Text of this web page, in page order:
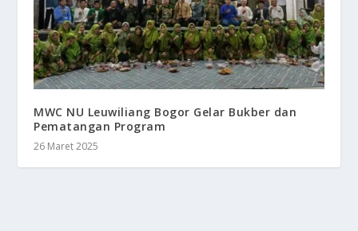
MWC NU Leuwiliang Bogor Gelar Bukber dan
Pematangan Program
26 Maret 2025